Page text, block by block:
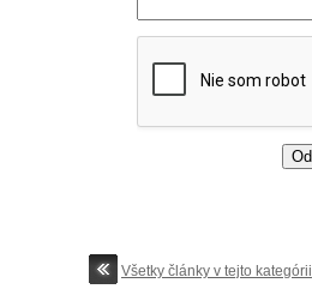
Všetky články v tejto kategórii